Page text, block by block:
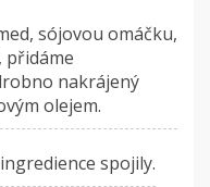
sójovou omáčku,
přidáme
nakrájený
olejem.
spojily.